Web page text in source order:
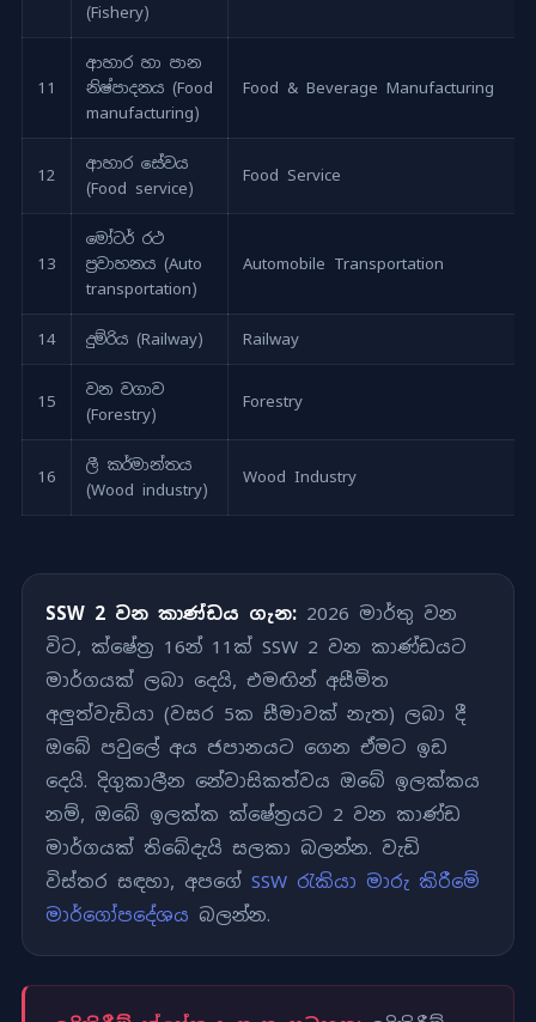
(Fishery)
11
ආහාර හා පාන
නිෂ්පාදනය (Food
manufacturing)
Food & Beverage Manufacturing
12
ආහාර සේවය
(Food service)
Food Service
13
මෝටර් රථ
ප්‍රවාහනය (Auto
transportation)
Automobile Transportation
14 දුම්රිය (Railway) Railway
15
වන වගාව
(Forestry)
Forestry
16
ලී කර්මාන්තය
(Wood industry)
Wood Industry
SSW 2 වන කාණ්ඩය ගැන: 2026 මාර්තු වන
විට, ක්ෂේත්‍ර 16න් 11ක් SSW 2 වන කාණ්ඩයට
මාර්ගයක් ලබා දෙයි, එමඟින් අසීමිත
අලුත්වැඩියා (වසර 5ක සීමාවක් නැත) ලබා දී
ඔබේ පවුලේ අය ජපානයට ගෙන ඒමට ඉඩ
දෙයි. දිගුකාලීන නේවාසිකත්වය ඔබේ ඉලක්කය
නම්, ඔබේ ඉලක්ක ක්ෂේත්‍රයට 2 වන කාණ්ඩ
මාර්ගයක් තිබේදැයි සලකා බලන්න. වැඩි
විස්තර සඳහා, අපගේSSW රැකියා මාරු කිරීමේ
මාර්ගෝපදේශය බලන්න.